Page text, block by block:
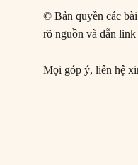
© Bản quyền các
rõ nguồn và dẫn
Mọi góp ý, liên hệ